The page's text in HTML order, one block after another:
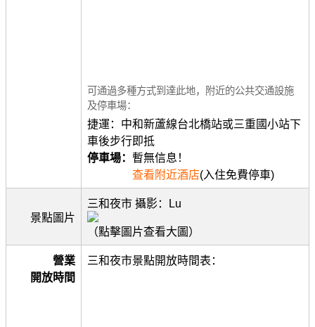
可通過多種方式到達此地，附近的公共交通設施
及停車場：
捷運：中和新蘆線台北橋站或三重國小站下
車後步行即抵
停車場： 暫無信息！
查看附近酒店(入住免費停車)
景點圖片
三和夜市 攝影：Lu
（點擊圖片查看大圖）
營業
開放時間
三和夜市景點開放時間表：